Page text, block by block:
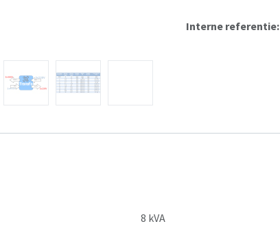
Interne referentie:
8 kVA